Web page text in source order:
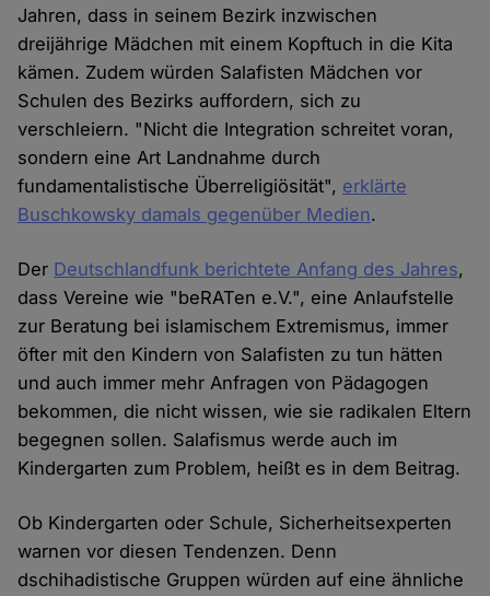
Jahren, dass in seinem Bezirk inzwischen
dreijährige Mädchen mit einem Kopftuch in die Kita
kämen. Zudem würden Salafisten Mädchen vor
Schulen des Bezirks auffordern, sich zu
verschleiern. "Nicht die Integration schreitet voran,
sondern eine Art Landnahme durch
fundamentalistische Überreligiösität", erklärte
Buschkowsky damals gegenüber Medien.
Der Deutschlandfunk berichtete Anfang des Jahres,
dass Vereine wie "beRATen e.V.", eine Anlaufstelle
zur Beratung bei islamischem Extremismus, immer
öfter mit den Kindern von Salafisten zu tun hätten
und auch immer mehr Anfragen von Pädagogen
bekommen, die nicht wissen, wie sie radikalen Eltern
begegnen sollen. Salafismus werde auch im
Kindergarten zum Problem, heißt es in dem Beitrag.
Ob Kindergarten oder Schule, Sicherheitsexperten
warnen vor diesen Tendenzen. Denn
dschihadistische Gruppen würden auf eine ähnliche